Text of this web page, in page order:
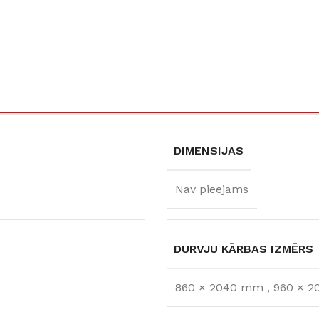
DIMENSIJAS
Nav pieejams
DURVJU KĀRBAS IZMĒRS
860 × 2040 mm , 960 ×